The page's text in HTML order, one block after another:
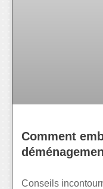
Comment
Conseils